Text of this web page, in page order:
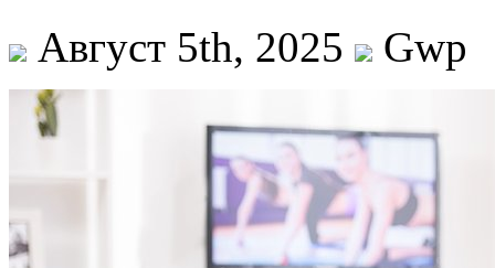
Август 5th, 2025 Gwp